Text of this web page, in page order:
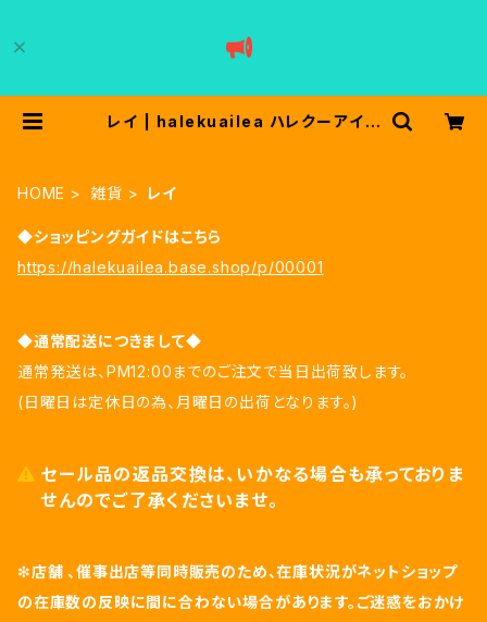
レイ | halekuailea ハレクーアイレ
HOME 雑貨 レイ
◆ショッピングガイドはこちら
https://halekuailea.base.shop/p/00001
◆通常配送につきまして◆
通常発送は、PM12:00までのご注文で当日出荷致します。
(日曜日は定休日の為、月曜日の出荷となります。)
セール品の返品交換は、いかなる場合も承っておりま
せんのでご了承くださいませ。
❇店舗 、催事出店等同時販売のため、在庫状況がネットショップ
の在庫数の反映に間に合わない場合があります。ご迷惑をおかけ